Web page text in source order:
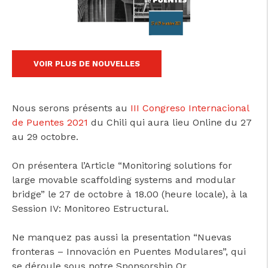
VOIR PLUS DE NOUVELLES
Nous serons présents au III Congreso Internacional
de Puentes 2021 du Chili qui aura lieu Online du 27
au 29 octobre.
On présentera l’Article “Monitoring solutions for
large movable scaffolding systems and modular
bridge” le 27 de octobre à 18.00 (heure locale), à la
Session IV: Monitoreo Estructural.
Ne manquez pas aussi la presentation “Nuevas
fronteras – Innovación en Puentes Modulares”, qui
cicap@cicap.pt